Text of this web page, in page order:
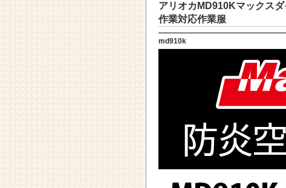
アリオカMD910Kマックス
作業対応作業服
md910k